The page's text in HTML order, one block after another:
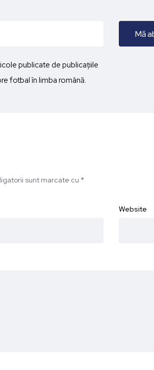
publicate de publicațiile
fotbal în limba română.
sunt marcate cu *
Website